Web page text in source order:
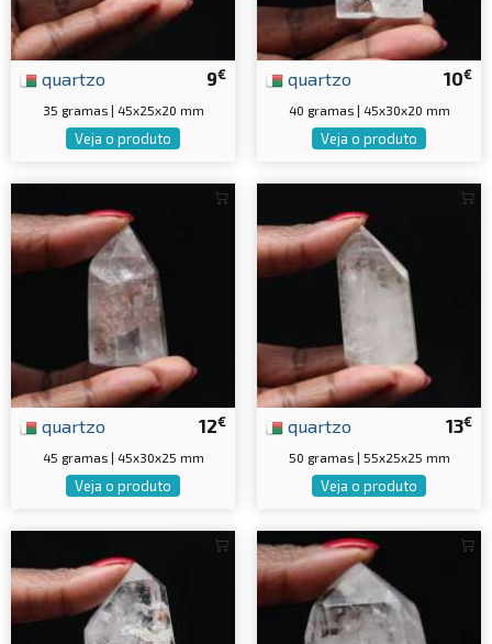
9€
quartzo
35 gramas | 45x25x20 mm
Veja o produto
10€
quartzo
40 gramas | 45x30x20 mm
Veja o produto
12€
quartzo
45 gramas | 45x30x25 mm
Veja o produto
13€
quartzo
50 gramas | 55x25x25 mm
Veja o produto